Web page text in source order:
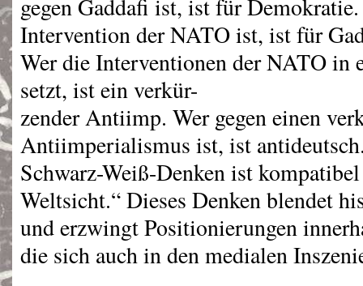
gegen Gaddafi ist, ist für
Intervention derNATOist, ist für
Wer die Interventionen derNATOin
setzt, ist ein verkür-
zender Antiimp. Wer gegen einen
Antiimperialismus ist, ist
Schwarz-Weiß-Denken ist
Weltsicht.“ Dieses Denken blendet
und erzwingt Positionierungen
die sich auch in den medialen